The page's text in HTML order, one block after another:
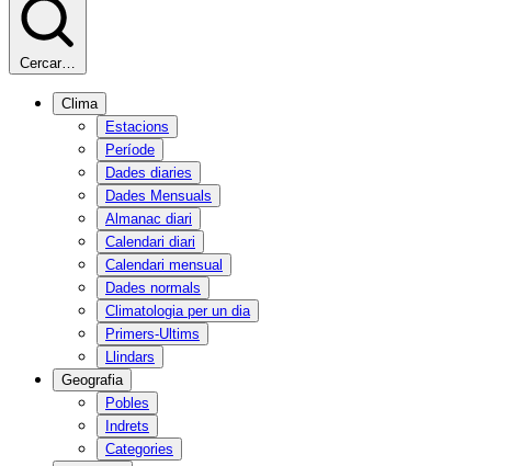
Cercar…
Clima
Estacions
Període
Dades diaries
Dades Mensuals
Almanac diari
Calendari diari
Calendari mensual
Dades normals
Climatologia per un dia
Primers-Ultims
Llindars
Geografia
Pobles
Indrets
Categories